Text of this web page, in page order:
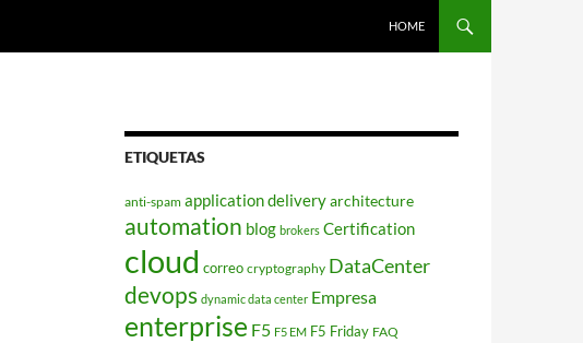
HOME
ETIQUETAS
anti-spam application deliveryarchitecture
automation blog brokers Certification
cloud correo cryptography DataCenter
devops dynamic data center Empresa
enterprise F5 F5 EM F5 Friday FAQ